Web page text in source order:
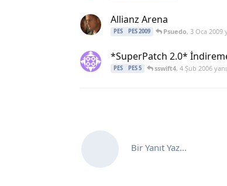
Allianz Arena
PES PES 2009 Psuedo, 3 Oca 2009
*SuperPatch 2.0*
PES PES 5 sswift4, 4 Şub 2006
Bir Yanıt Yaz...